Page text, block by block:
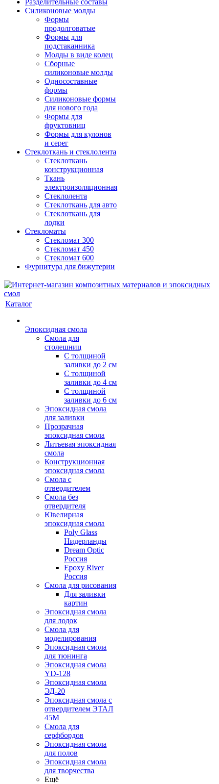
Разделительные составы
Силиконовые молды
Формы
продолговатые
Формы для
подстаканника
Молды в виде колец
Сборные
силиконовые молды
Односоставные
формы
Силиконовые формы
для нового года
Формы для
фруктовниц
Формы для кулонов
и серег
Стеклоткань и стеклолента
Стеклоткань
конструкционная
Ткань
электроизоляционная
Стеклолента
Стеклоткань для авто
Стеклоткань для
лодки
Стекломаты
Стекломат 300
Стекломат 450
Стекломат 600
Фурнитура для бижутерии
Каталог
Эпоксидная смола
Смола для
столешниц
С толщиной
заливки до 2 см
С толщиной
заливки до 4 см
С толщиной
заливки до 6 см
Эпоксидная смола
для заливки
Прозрачная
эпоксидная смола
Литьевая эпоксидная
смола
Конструкционная
эпоксидная смола
Смола с
отвердителем
Смола без
отвердителя
Ювелирная
эпоксидная смола
Poly Glass
Нидерланды
Dream Optic
Россия
Epoxy River
Россия
Смола для рисования
Для заливки
картин
Эпоксидная смола
для лодок
Смола для
моделирования
Эпоксидная смола
для тюнинга
Эпоксидная смола
YD-128
Эпоксидная смола
ЭД-20
Эпоксидная смола с
отвердителем ЭТАЛ
45М
Смола для
серфбордов
Эпоксидная смола
для полов
Эпоксидная смола
для творчества
Ещё